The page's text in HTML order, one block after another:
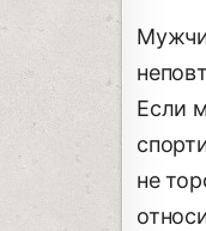
Если
не